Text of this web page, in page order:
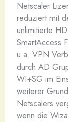
Netscaler
reduziert mit
unlimitierte
SmartAccess
u.a. VPN
durch AD
WI+SG im
weiterer
Netscalers
wenn die